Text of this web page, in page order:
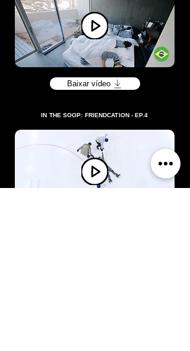
Baixar vídeo
IN THE SOOP: FRIENDCATION - EP.4